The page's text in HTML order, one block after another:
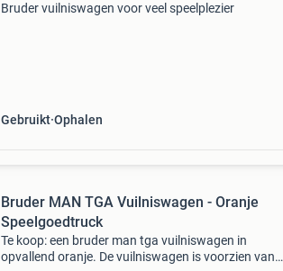
Bruder vuilniswagen voor veel speelplezier
Gebruikt Ophalen
Bruder MAN TGA Vuilniswagen - Oranje
Speelgoedtruck
Te koop: een bruder man tga vuilniswagen in
opvallend oranje. De vuilniswagen is voorzien van